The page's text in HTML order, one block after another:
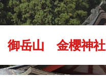
御岳山 金櫻神社